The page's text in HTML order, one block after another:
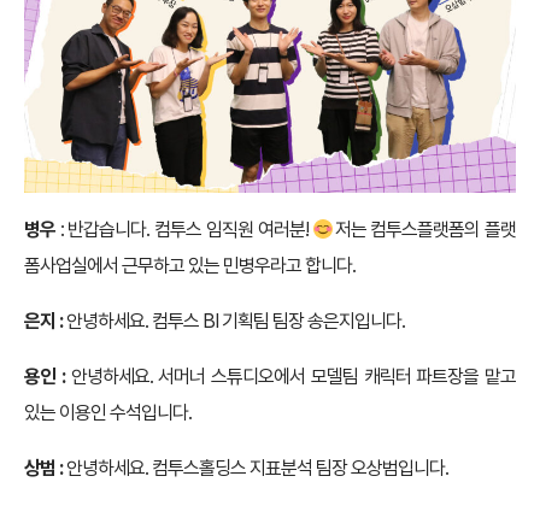
병우 : 반갑습니다. 컴투스 임직원 여러분!
저는 컴투스플랫폼의 플랫
폼사업실에서 근무하고 있는 민병우라고 합니다.
은지 :안녕하세요. 컴투스 BI 기획팀 팀장 송은지입니다.
용인 : 안녕하세요. 서머너 스튜디오에서 모델팀 캐릭터 파트장을 맡고
있는 이용인 수석입니다.
상범 :안녕하세요. 컴투스홀딩스 지표분석 팀장 오상범입니다.